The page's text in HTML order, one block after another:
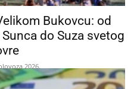
Bukovcu: od
do Suza svetog
2026.